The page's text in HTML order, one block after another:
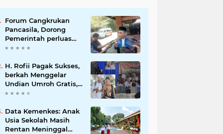
Forum Cangkrukan
Pancasila, Dorong
Pemerintah perluas
intensif Perpajakan
UMKM.
H. Rofii Pagak Sukses,
berkah Menggelar
Undian Umroh Gratis,
Wujud Kepedulian
Data Kemenkes: Anak
Usia Sekolah Masih
Rentan Meninggal